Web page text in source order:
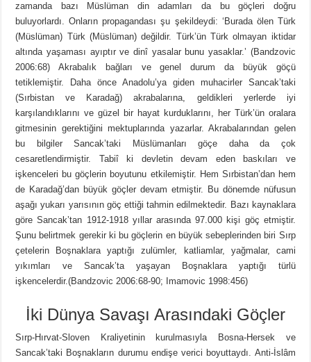
zamanda bazı Müslüman din adamları da bu göçleri doğru
buluyorlardı. Onların propagandası şu şekildeydi: ‘Burada ölen Türk
(Müslüman) Türk (Müslüman) değildir. Türk’ün Türk olmayan iktidar
altında yaşaması ayıptır ve dinî yasalar bunu yasaklar.’ (Bandzovic
2006:68) Akrabalık bağları ve genel durum da büyük göçü
tetiklemiştir. Daha önce Anadolu’ya giden muhacirler Sancak’taki
(Sırbistan ve Karadağ) akrabalarına, geldikleri yerlerde iyi
karşılandıklarını ve güzel bir hayat kurduklarını, her Türk’ün oralara
gitmesinin gerektiğini mektuplarında yazarlar. Akrabalarından gelen
bu bilgiler Sancak’taki Müslümanları göçe daha da çok
cesaretlendirmiştir. Tabiî ki devletin devam eden baskıları ve
işkenceleri bu göçlerin boyutunu etkilemiştir. Hem Sırbistan’dan hem
de Karadağ’dan büyük göçler devam etmiştir. Bu dönemde nüfusun
aşağı yukarı yarısının göç ettiği tahmin edilmektedir. Bazı kaynaklara
göre Sancak’tan 1912-1918 yıllar arasında 97.000 kişi göç etmiştir.
Şunu belirtmek gerekir ki bu göçlerin en büyük sebeplerinden biri Sırp
çetelerin Boşnaklara yaptığı zulümler, katliamlar, yağmalar, cami
yıkımları ve Sancak’ta yaşayan Boşnaklara yaptığı türlü
işkencelerdir.(Bandzovic 2006:68-90; Imamovic 1998:456)
İki Dünya Savaşı Arasındaki Göçler
Sırp-Hırvat-Sloven Kraliyetinin kurulmasıyla Bosna-Hersek ve
Sancak’taki Boşnakların durumu endişe verici boyuttaydı. Anti-İslâm